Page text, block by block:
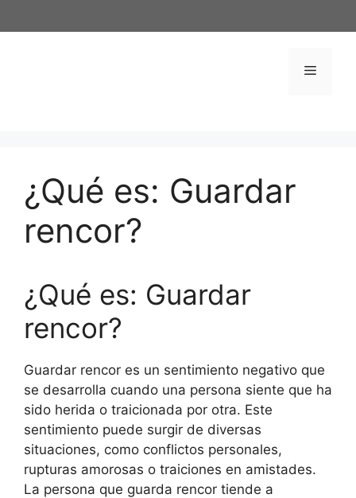
al
Menú
¿Qué es: Guardar
rencor?
¿Qué es: Guardar
rencor?
Guardar rencor es un sentimiento negativo que
se desarrolla cuando una persona siente que ha
sido herida o traicionada por otra. Este
sentimiento puede surgir de diversas
situaciones, como conflictos personales,
rupturas amorosas o traiciones en amistades.
La persona que guarda rencor tiende a